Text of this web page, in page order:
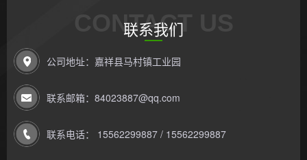
CONTACT US
联系我们
公司地址：嘉祥县马村镇工业园
联系邮箱：84023887@qq.com
联系电话： 15562299887 / 15562299887